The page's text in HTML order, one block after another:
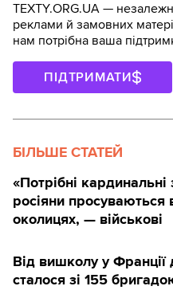
TEXTY.ORG.UA —
реклами й замовних
нам потрібна ваша
ПІДТРИМАТИ
БІЛЬШЕ СТАТЕЙ
«Потрібні
росіяни просуваються
околицях, — військові
Від вишколу у
сталося зі 155